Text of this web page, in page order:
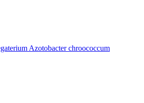
Azotobacter chroococcum